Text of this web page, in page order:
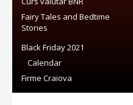
Fairy Tales and Bedtime
Stories
Black Friday 2021
Calendar
Firme Craiova